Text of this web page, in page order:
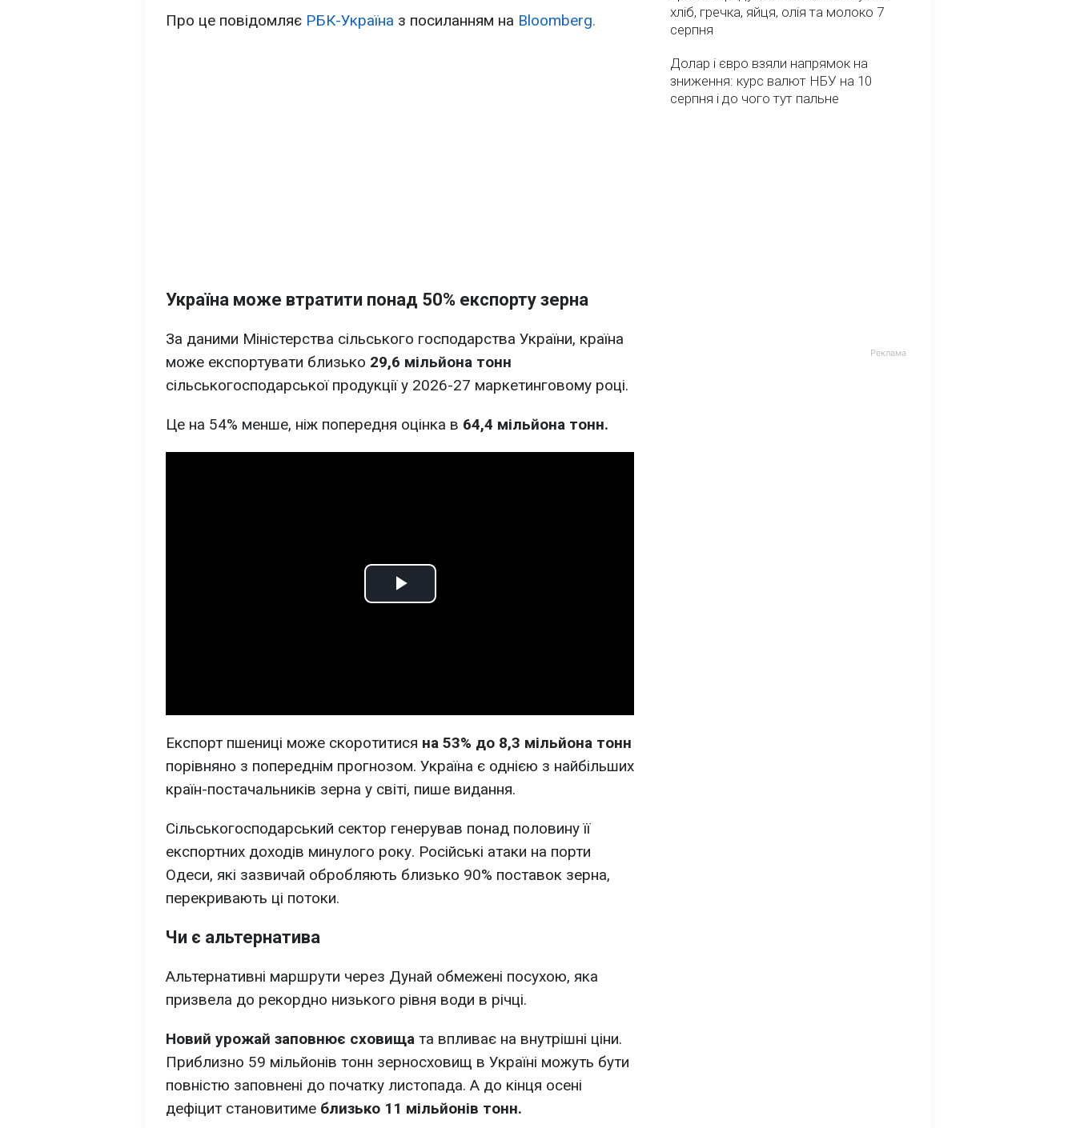
Про це повідомляє РБК-Україна з посиланням на Bloomberg.
Україна може втратити понад 50% експорту зерна
За даними Міністерства сільського господарства України, країна
може експортувати близько 29,6 мільйона тонн
сільськогосподарської продукції у 2026-27 маркетинговому році.
Це на 54% менше, ніж попередня оцінка в 64,4 мільйона тонн.
Play
Експорт пшениці може скоротитися на 53% до 8,3 мільйона тонн
порівняно з попереднім прогнозом. Україна є однією з найбільших
країн-постачальників зерна у світі, пише видання.
Сільськогосподарський сектор генерував понад половину її
експортних доходів минулого року. Російські атаки на порти
Одеси, які зазвичай обробляють близько 90% поставок зерна,
перекривають ці потоки.
Чи є альтернатива
Альтернативні маршрути через Дунай обмежені посухою, яка
призвела до рекордно низького рівня води в річці.
Новий урожай заповнює сховища та впливає на внутрішні ціни.
Приблизно 59 мільйонів тонн зерносховищ в Україні можуть бути
повністю заповнені до початку листопада. А до кінця осені
дефіцит становитиме близько 11 мільйонів тонн.
хліб, гречка, яйця, олія та молоко 7
серпня
Долар і євро взяли напрямок на
зниження: курс валют НБУ на 10
серпня і до чого тут пальне